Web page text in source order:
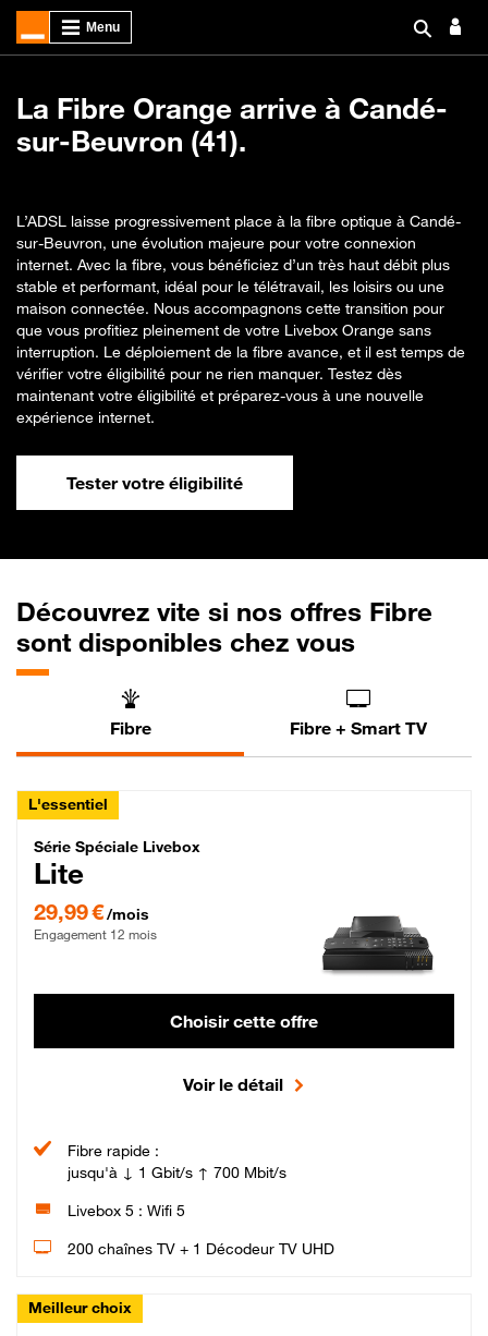
La Fibre Orange arrive à Candé-
sur-Beuvron (41).
L’ADSL laisse progressivement place à la fibre optique à Candé-
sur-Beuvron, une évolution majeure pour votre connexion
internet. Avec la fibre, vous bénéficiez d’un très haut débit plus
stable et performant, idéal pour le télétravail, les loisirs ou une
maison connectée. Nous accompagnons cette transition pour
que vous profitiez pleinement de votre Livebox Orange sans
interruption. Le déploiement de la fibre avance, et il est temps de
vérifier votre éligibilité pour ne rien manquer. Testez dès
maintenant votre éligibilité et préparez-vous à une nouvelle
expérience internet.
Tester votre éligibilité
Découvrez vite si nos offres Fibre
sont disponibles chez vous
Fibre Fibre + Smart TV
L'essentiel
Série Spéciale Livebox Lite Fibre
Série Spéciale Livebox
Lite
29,99 €/mois
Engagement 12 mois
Choisir cette offre
Voir le détail
Fibre rapide :
jusqu'à ↓ 1 Gbit/s ↑ 700 Mbit/s
Livebox 5 : Wifi 5
200 chaînes TV + 1 Décodeur TV UHD
Meilleur choix